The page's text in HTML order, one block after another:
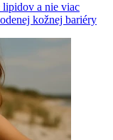
a nie viac
kožnej bariéry